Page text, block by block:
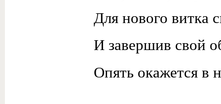
Для нового витка
И завершив свой
Опять окажется в